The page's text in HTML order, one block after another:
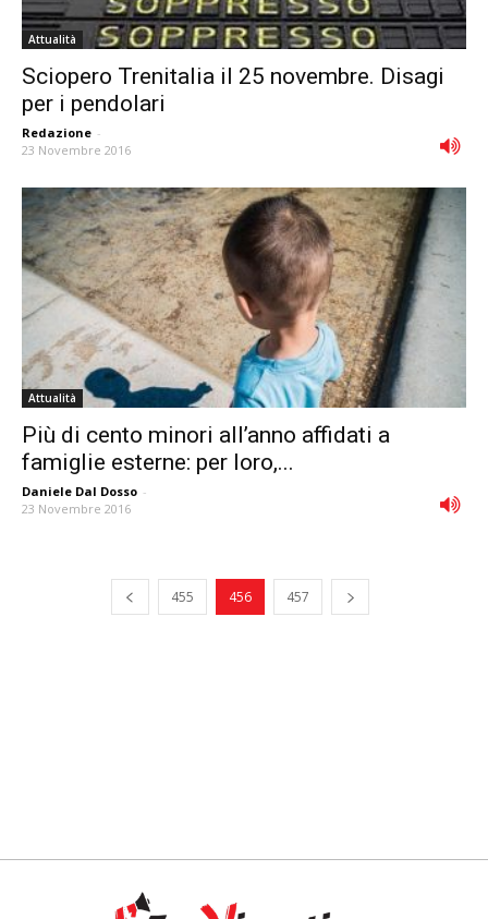
Attualità
Sciopero Trenitalia il 25 novembre. Disagi
per i pendolari
Redazione -
23 Novembre 2016
Attualità
Più di cento minori all’anno affidati a
famiglie esterne: per loro,...
Daniele Dal Dosso -
23 Novembre 2016
455 456 457